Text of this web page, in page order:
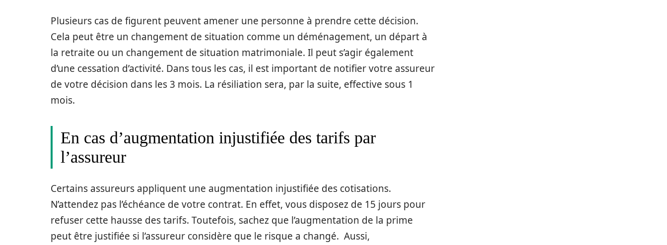
Plusieurs cas de figurent peuvent amener une personne à prendre cette décision.
Cela peut être un changement de situation comme un déménagement, un départ à
la retraite ou un changement de situation matrimoniale. Il peut s’agir également
d’une cessation d’activité. Dans tous les cas, il est important de notifier votre assureur
de votre décision dans les 3 mois. La résiliation sera, par la suite, effective sous 1
mois.
En cas d’augmentation injustifiée des tarifs par
l’assureur
Certains assureurs appliquent une augmentation injustifiée des cotisations.
N’attendez pas l’échéance de votre contrat. En effet, vous disposez de 15 jours pour
refuser cette hausse des tarifs. Toutefois, sachez que l’augmentation de la prime
peut être justifiée si l’assureur considère que le risque a changé. Aussi,